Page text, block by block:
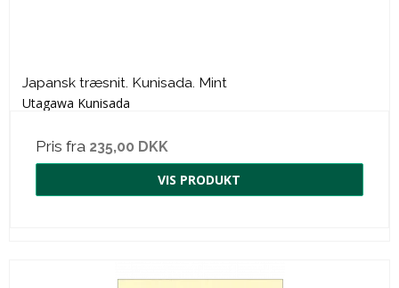
Japansk træsnit. Kunisada. Mint
Utagawa Kunisada
Pris fra 235,00 DKK
VIS PRODUKT